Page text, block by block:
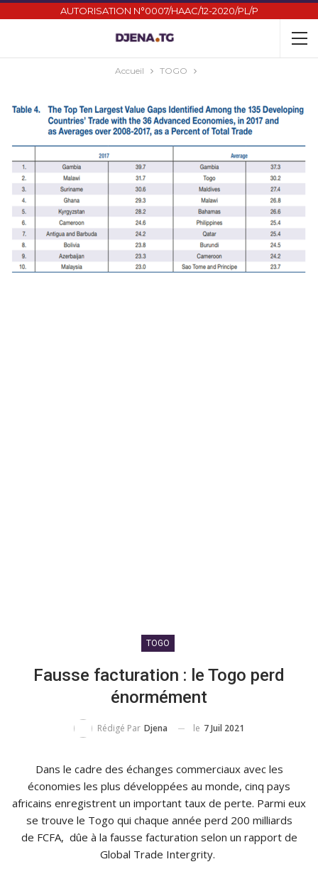
AUTORISATION N°0007/HAAC/12-2020/PL/P
Accueil TOGO
TOGO
Fausse facturation : le Togo perd
énormément
Rédigé Par Djena le 7 Juil 2021
Dans le cadre des échanges commerciaux avec les
économies les plus développées au monde, cinq pays
africains enregistrent un important taux de perte. Parmi eux
se trouve le Togo qui chaque année perd 200 milliards
de FCFA, dûe à la fausse facturation selon un rapport de
Global Trade Intergrity.